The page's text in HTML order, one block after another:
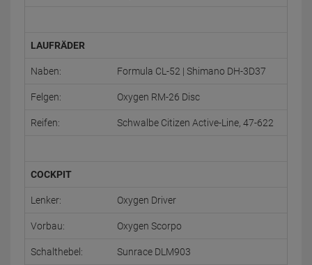
LAUFRÄDER
Naben: Formula CL-52 | Shimano DH-3D37
Felgen: Oxygen RM-26 Disc
Reifen: Schwalbe Citizen Active-Line, 47-622
COCKPIT
Lenker: Oxygen Driver
Vorbau: Oxygen Scorpo
Schalthebel: Sunrace DLM903